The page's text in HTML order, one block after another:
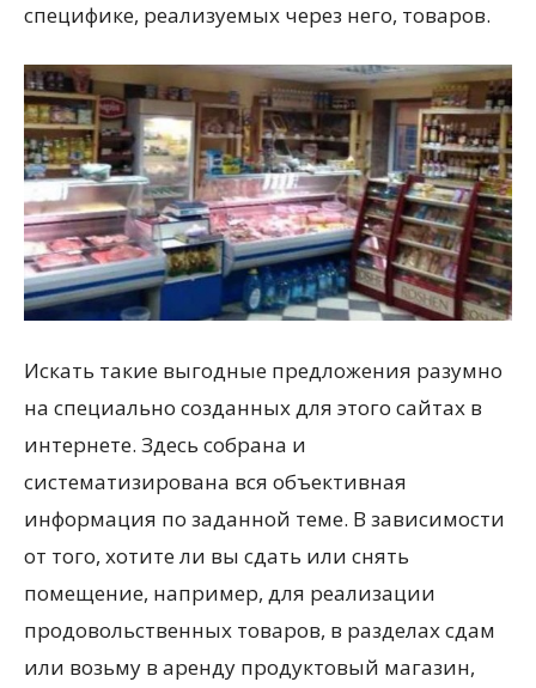
специфике, реализуемых через него, товаров.
Искать такие выгодные предложения разумно
на специально созданных для этого сайтах в
интернете. Здесь собрана и
систематизирована вся объективная
информация по заданной теме. В зависимости
от того, хотите ли вы сдать или снять
помещение, например, для реализации
продовольственных товаров, в разделах сдам
или возьму в аренду продуктовый магазин,